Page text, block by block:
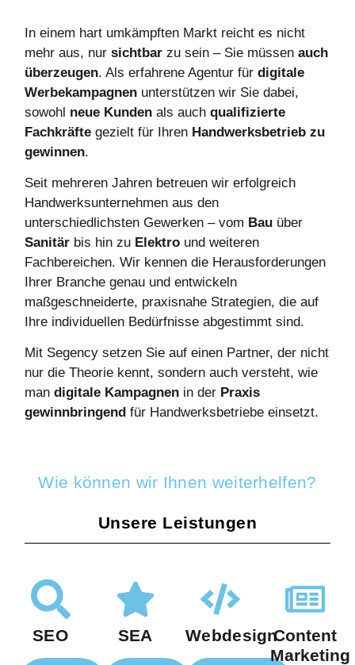
In einem hart umkämpften Markt reicht es nicht
mehr aus, nursichtbar zu sein – Sie müssenauch
überzeugen. Als erfahrene Agentur fürdigitale
Werbekampagnen unterstützen wir Sie dabei,
sowohl neue Kunden als auchqualifizierte
Fachkräfte gezielt für Ihren Handwerksbetrieb zu
gewinnen.
Seit mehreren Jahren betreuen wir erfolgreich
Handwerksunternehmen aus den
unterschiedlichsten Gewerken – vom Bau über
Sanitär bis hin zu Elektro und weiteren
Fachbereichen. Wir kennen die Herausforderungen
Ihrer Branche genau und entwickeln
maßgeschneiderte, praxisnahe Strategien, die auf
Ihre individuellen Bedürfnisse abgestimmt sind.
Mit Segency setzen Sie auf einen Partner, der nicht
nur die Theorie kennt, sondern auch versteht, wie
mandigitale Kampagnen in der Praxis
gewinnbringend für Handwerksbetriebe einsetzt.
Wie können wir Ihnen weiterhelfen?
Unsere Leistungen
SEO SEA WebdesignContent
Marketing